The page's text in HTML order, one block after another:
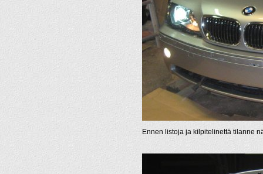
Ennen listoja ja kilpitelinettä tilanne